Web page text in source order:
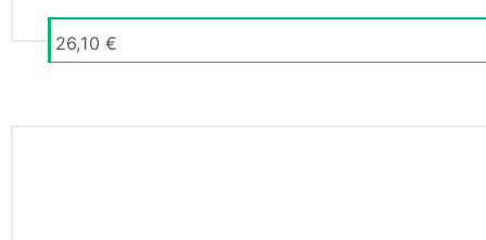
26,10 €